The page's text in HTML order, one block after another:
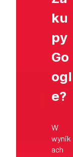
ku
py
Go
ogl
e?
W
wynik
ach